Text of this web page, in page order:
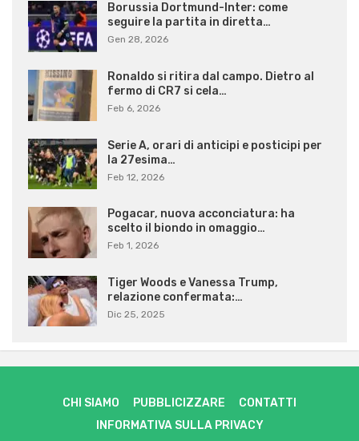
Borussia Dortmund-Inter: come
seguire la partita in diretta…
Gen 28, 2026
Ronaldo si ritira dal campo. Dietro al
fermo di CR7 si cela…
Feb 6, 2026
Serie A, orari di anticipi e posticipi per
la 27esima…
Feb 12, 2026
Pogacar, nuova acconciatura: ha
scelto il biondo in omaggio…
Feb 1, 2026
Tiger Woods e Vanessa Trump,
relazione confermata:…
Dic 25, 2025
CHI SIAMO PUBBLICIZZARE
CONTATTI
INFORMATIVA SULLA PRIVACY